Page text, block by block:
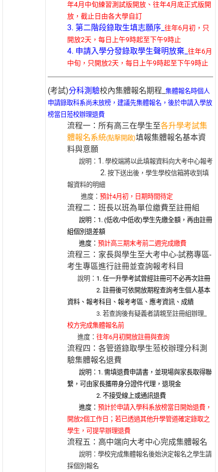
年4月中旬練習測試版開放、往年4月底正式版開
放，截止日由各大學自訂
3. 第二階段錄取生填志願序_往年6月初，只
開放2天，每日上午9時起至下午9時止
4. 申請入學分發錄取學生聲明放棄_往年6月
中旬，只開放2天，每日上午9時起至下午9時止
(考試)分科測驗校內集體報名期程_集體報名時個人
申請錄取科系尚未放榜，建議先集體報名，後於申請入學放
榜當日蒞校辦理退費
流程一：所有高三在學生至各升學考試集
體報名系統(點擊開啟)填報集體報名基本資
料與意願
說明： 1 . 學校端將以此填報資料向大考中心報考
2. 按下送出後，學生學校信箱將收到填
報資料的明細
進度：預計4月初，日期時間待定
流程二：班長以班為單位繳費至註冊組
說明：1. (低收/中低收)學生先繳全額，再由註冊
組個別退差額
進度：預計高三期末考前二週完成繳費
流程三：家長與學生至大考中心-試務專區-
考生專區進行註冊並查詢報考科目
說明： 1. 任一升學考試曾經註冊可不必再次註冊
2. 註冊後可依開放期程查詢考生個人基本
資料、報考科目、報考考區、應考資訊、成績
3. 若查詢後有疑義者請親至註冊組辦理_
校方完成集體報名前
進度：往年6月初開放註冊與查詢
流程四：各管道錄取學生蒞校辦理分科測
驗集體報名退費
說明：1. 需填退費申請書， 並現場與家長取得聯
繫，可由家長攜帶身分證件代理，退現金
2. 不接受線上或通訊退費
進度：預計於申請入學科系放榜當日開始退費，
開放2個工作日；若已透過其他升學管道確定錄取之
學生，可提早辦理退費
流程五：高中端向大考中心完成集體報名
說明：學校完成集體報名後始決定報名之學生請
採個別報名